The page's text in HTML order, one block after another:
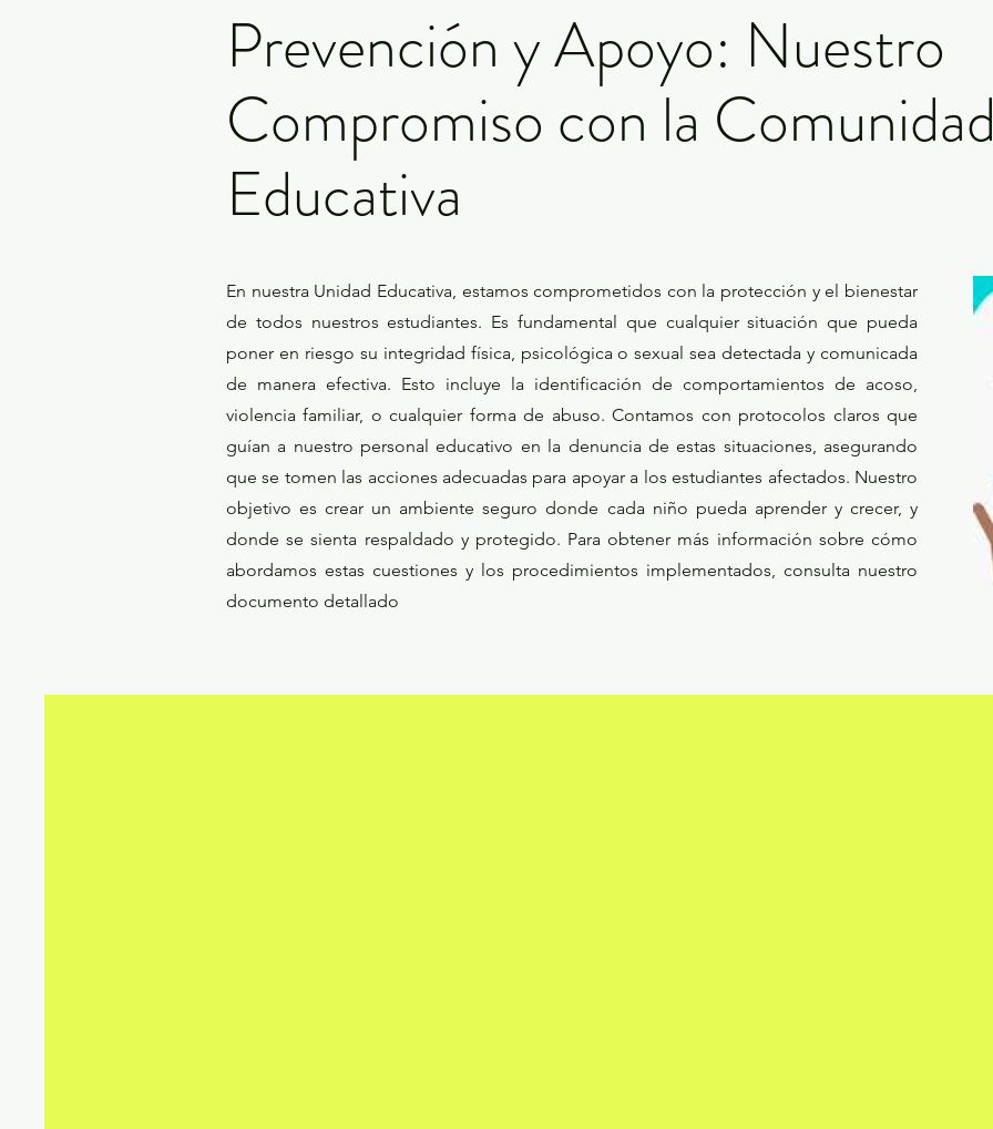
Prevención y Apoyo: Nuestro
Compromiso con la
Educativa
En nuestra Unidad Educativa, estamos comprometidos con la protección y el bienestar
de todos nuestros estudiantes. Es fundamental que cualquier situación que pueda
poner en riesgo su integridad física, psicológica o sexual sea detectada y comunicada
de manera efectiva. Esto incluye la identificación de comportamientos de acoso,
violencia familiar, o cualquier forma de abuso. Contamos con protocolos claros que
guían a nuestro personal educativo en la denuncia de estas situaciones, asegurando
que se tomen las acciones adecuadas para apoyar a los estudiantes afectados. Nuestro
objetivo es crear un ambiente seguro donde cada niño pueda aprender y crecer, y
donde se sienta respaldado y protegido. Para obtener más información sobre cómo
abordamos estas cuestiones y los procedimientos implementados, consulta nuestro
documento detallado